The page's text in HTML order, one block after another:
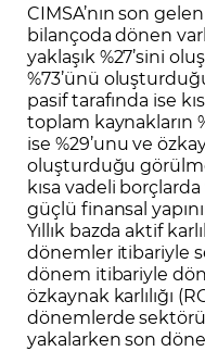
CIMSA’nın son
bilançoda dönen
yaklaşık %27’sini
%73’ünü
pasif tarafında ise
toplam kaynakların
ise %29’unu ve
oluşturduğu
kısa vadeli borçlarda
güçlü finansal
Yıllık bazda aktif
dönemler itibariyle
dönem itibariyle
özkaynak karlılığı
dönemlerde
yakalarken son